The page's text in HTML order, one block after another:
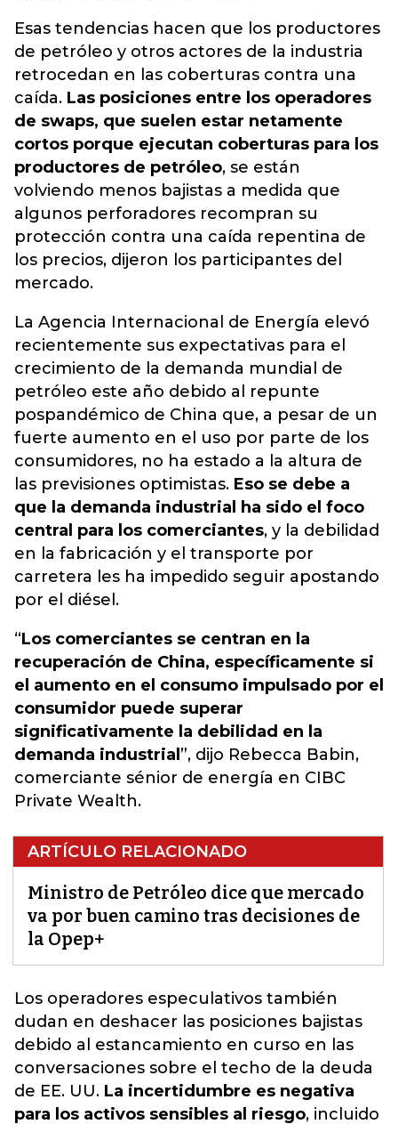
Esas tendencias hacen que los productores
de petróleo y otros actores de la industria
retrocedan en las coberturas contra una
caída. Las posiciones entre los operadores
de swaps, que suelen estar netamente
cortos porque ejecutan coberturas para los
productores de petróleo, se están
volviendo menos bajistas a medida que
algunos perforadores recompran su
protección contra una caída repentina de
los precios, dijeron los participantes del
mercado.
La Agencia Internacional de Energía elevó
recientemente sus expectativas para el
crecimiento de la demanda mundial de
petróleo este año debido al repunte
pospandémico de China que, a pesar de un
fuerte aumento en el uso por parte de los
consumidores, no ha estado a la altura de
las previsiones optimistas. Eso se debe a
que la demanda industrial ha sido el foco
central para los comerciantes, y la debilidad
en la fabricación y el transporte por
carretera les ha impedido seguir apostando
por el diésel.
“Los comerciantes se centran en la
recuperación de China, específicamente si
el aumento en el consumo impulsado por el
consumidor puede superar
significativamente la debilidad en la
demanda industrial ”, dijo Rebecca Babin,
comerciante sénior de energía en CIBC
Private Wealth.
ARTÍCULO RELACIONADO
Ministro de Petróleo dice que mercado
va por buen camino tras decisiones de
la Opep+
Los operadores especulativos también
dudan en deshacer las posiciones bajistas
debido al estancamiento en curso en las
conversaciones sobre el techo de la deuda
de EE. UU. La incertidumbre es negativa
para los activos sensibles al riesgo, incluido